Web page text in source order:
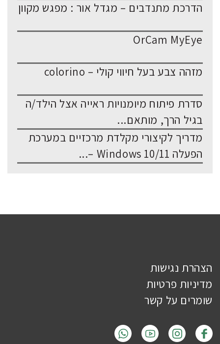
הדרכת מתנדבים – מגדל אור : מפגש מקוון
OrCam MyEye
מזהה צבע בעל חיווי קולי – colorino
סדרת פיתוח מיומנויות ראייה אצל הילד/ה
בגיל הרך, מותאם...
מדריך לקיצורי מקלדת מרכזיים במערכת
הפעלה Windows 10/11 –...
הצהרת נגישות
מדיניות פרטיות
שומרים על קשר